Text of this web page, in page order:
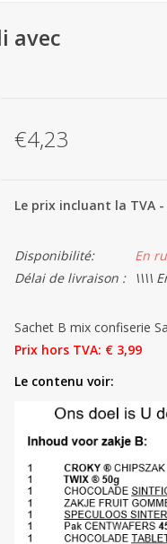
avec
€4,23
Le prix incluant la TVA
Disponibilité:
En
Délai de livraison :
\\\\
Sachet B mix confiserie
Prix hors TVA: € 3,99
Le contenu voir: